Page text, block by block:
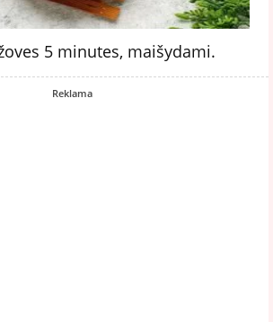
5 minutes, maišydami.
Reklama